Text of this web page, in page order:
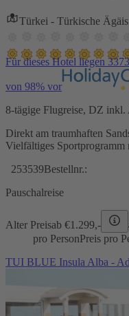
Türkei - Türkische
Für dieses Hotel liegen
von 98% vor
8-tägige Flugreise, DZ inkl.
Direkt am traumhaften
Vielfältiges Sportprogramm
253539Bestellnr.:
Pauschalreise
Alter Preisab €1.299,-
pro PersonPreis pro
TUI BLUE Insula Alba -